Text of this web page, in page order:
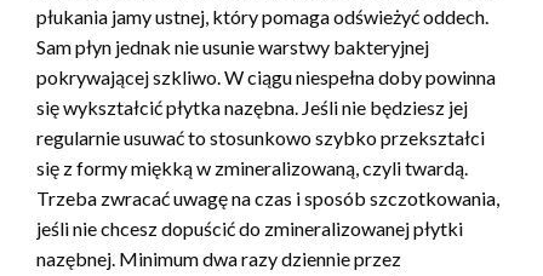
płukania jamy ustnej, który pomaga odświeżyć oddech.
Sam płyn jednak nie usunie warstwy bakteryjnej
pokrywającej szkliwo. W ciągu niespełna doby powinna
się wykształcić płytka nazębna. Jeśli nie będziesz jej
regularnie usuwać to stosunkowo szybko przekształci
się z formy miękką w zmineralizowaną, czyli twardą.
Trzeba zwracać uwagę na czas i sposób szczotkowania,
jeśli nie chcesz dopuścić do zmineralizowanej płytki
nazębnej. Minimum dwa razy dziennie przez